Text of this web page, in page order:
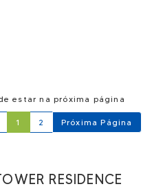
estar na próxima página
1 2 Próxima Página
RESIDENCE